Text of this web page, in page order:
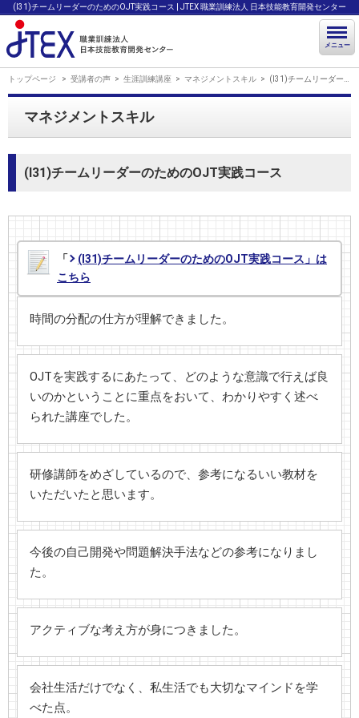
(I31)チームリーダーのためのOJT実践コース | JTEX 職業訓練法人 日本技能教育開発センター
メニュー
トップページ 受講者の声 生涯訓練講座 マネジメントスキル (I31)チームリーダーのためのOJT実践コース
マネジメントスキル
(I31)チームリーダーのためのOJT実践コース
「
(I31)チームリーダーのためのOJT実践コース」は
こちら
時間の分配の仕方が理解できました。
OJTを実践するにあたって、どのような意識で行えば良
いのかということに重点をおいて、わかりやすく述べ
られた講座でした。
研修講師をめざしているので、参考になるいい教材を
いただいたと思います。
今後の自己開発や問題解決手法などの参考になりまし
た。
アクティブな考え方が身につきました。
会社生活だけでなく、私生活でも大切なマインドを学
べた点。